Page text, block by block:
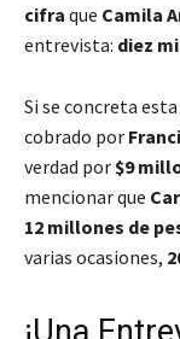
cifra que Camila
entrevista: diez
Si se concreta
cobrado por
verdad por $9
mencionar que
12 millones de
varias ocasiones,